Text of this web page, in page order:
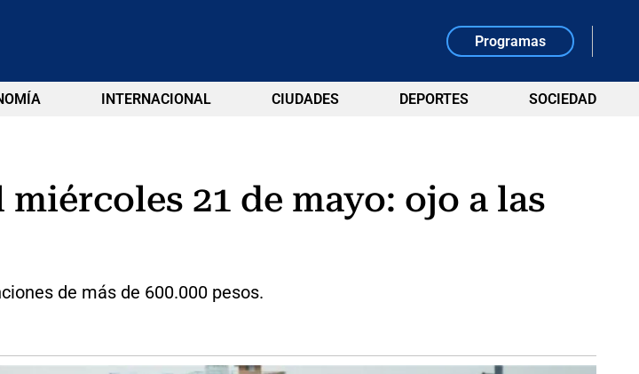
Programas
INTERNACIONAL CIUDADES DEPORTES SOCIEDAD
21 de mayo: ojo a las
de más de 600.000 pesos.